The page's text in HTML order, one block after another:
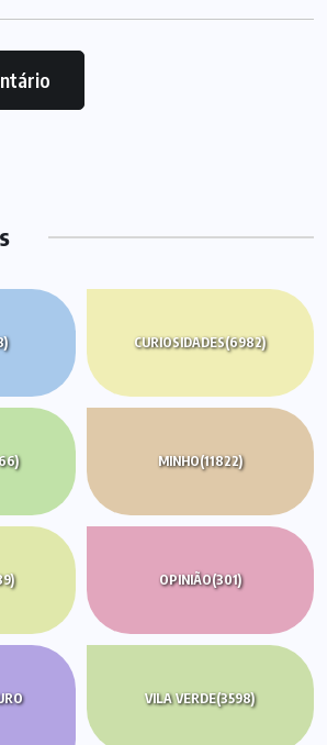
CURIOSIDADES(6982)
MINHO(11822)
OPINIÃO(301)
VILA VERDE(3598)